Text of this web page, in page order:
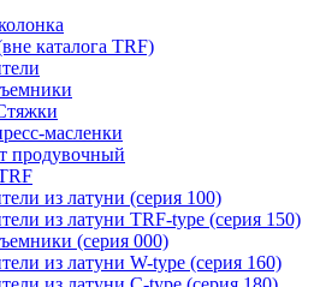
каталога TRF)
масленки
продувочный
из латуни (серия 100)
из латуни TRF-type (серия 150)
(серия 000)
из латуни W-type (серия 160)